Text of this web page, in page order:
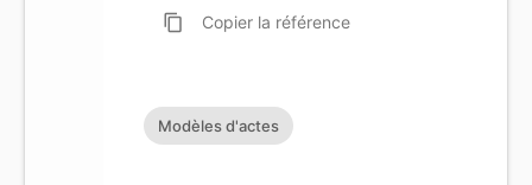
content_copy Copier la référence
Modèles d'actes